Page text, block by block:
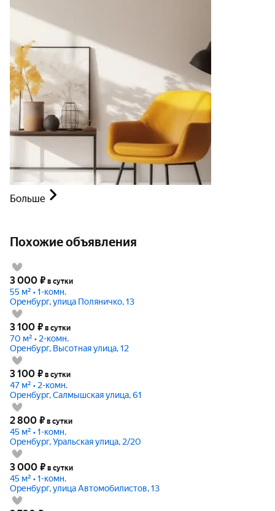
Больше
Похожие объявления
3 000 ₽ в сутки
55 м² • 1-комн.
Оренбург, улица Поляничко, 13
3 100 ₽ в сутки
70 м² • 2-комн.
Оренбург, Высотная улица, 12
3 100 ₽ в сутки
47 м² • 2-комн.
Оренбург, Салмышская улица, 61
2 800 ₽ в сутки
45 м² • 1-комн.
Оренбург, Уральская улица, 2/20
3 000 ₽ в сутки
45 м² • 1-комн.
Оренбург, улица Автомобилистов, 13